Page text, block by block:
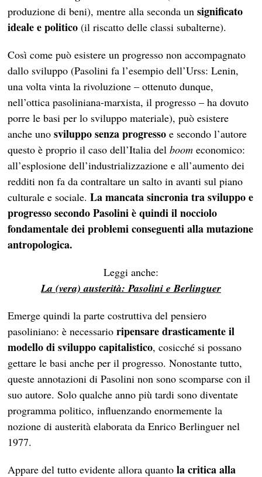
produzione di beni), mentre alla seconda unsignificato
ideale e politico (il riscatto delle classi subalterne).
Così come può esistere un progresso non accompagnato
dallo sviluppo (Pasolini fa l’esempio dell’Urss: Lenin,
una volta vinta la rivoluzione – ottenuto dunque,
nell’ottica pasoliniana-marxista, il progresso – ha dovuto
porre le basi per lo sviluppo materiale), può esistere
anche unosviluppo senza progresso e secondo l’autore
questo è proprio il caso dell’Italia delboom economico:
all’esplosione dell’industrializzazione e all’aumento dei
redditi non fa da contraltare un salto in avanti sul piano
culturale e sociale.La mancata sincronia tra sviluppo e
progresso secondo Pasolini è quindi il nocciolo
fondamentale dei problemi conseguenti alla mutazione
antropologica.
Leggi anche:
La (vera) austerità: Pasolini e Berlinguer
Emerge quindi la parte costruttiva del pensiero
pasoliniano: è necessarioripensare drasticamente il
modello di sviluppo capitalistico, cosicché si possano
gettare le basi anche per il progresso. Nonostante tutto,
queste annotazioni di Pasolini non sono scomparse con il
suo autore. Solo qualche anno più tardi sono diventate
programma politico, influenzando enormemente la
nozione di austerità elaborata da Enrico Berlinguer nel
1977.
Appare del tutto evidente allora quantola critica alla